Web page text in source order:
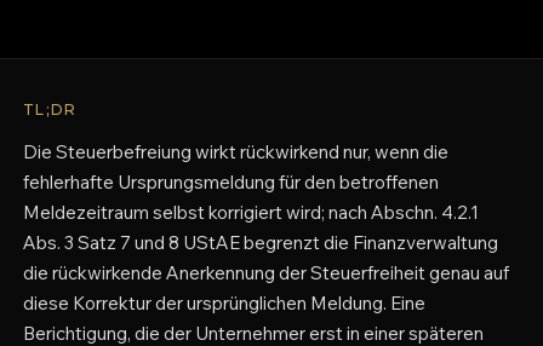
TL;DR
Die Steuerbefreiung wirkt rückwirkend nur, wenn die
fehlerhafte Ursprungsmeldung für den betroffenen
Meldezeitraum selbst korrigiert wird; nach Abschn. 4.2.1
Abs. 3 Satz 7 und 8 UStAE begrenzt die Finanzverwaltung
die rückwirkende Anerkennung der Steuerfreiheit genau auf
diese Korrektur der ursprünglichen Meldung. Eine
Berichtigung, die der Unternehmer erst in einer späteren